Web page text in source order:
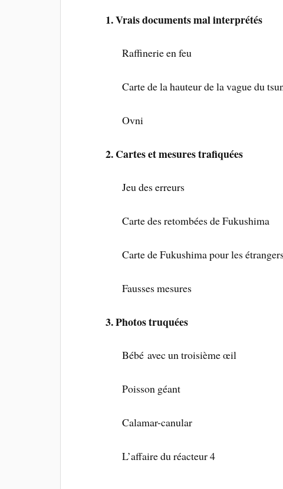
1. Vrais documents mal interprétés
Raffinerie en feu
Carte de la hauteur de la vague du
Ovni
2. Cartes et mesures trafiquées
Jeu des erreurs
Carte des retombées de Fukushima
Carte de Fukushima pour les
Fausses mesures
3. Photos truquées
Bébé avec un troisième œil
Poisson géant
Calamar-canular
L’affaire du réacteur 4